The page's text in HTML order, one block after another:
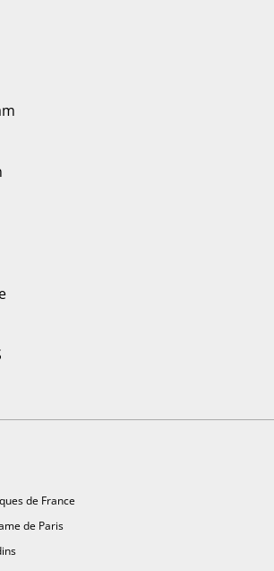
de France
de Paris